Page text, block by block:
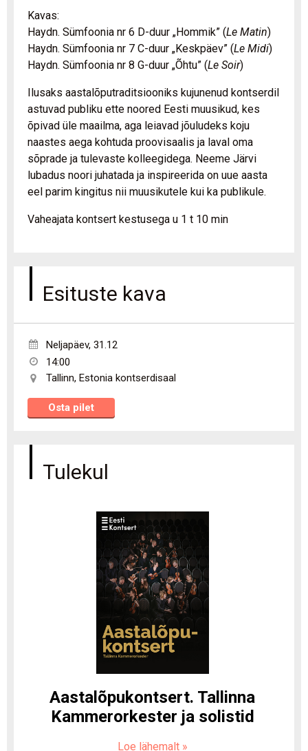
Kavas:
Haydn. Sümfoonia nr 6 D-duur „Hommik” (Le Matin)
Haydn. Sümfoonia nr 7 C-duur „Keskpäev” (Le Midi)
Haydn. Sümfoonia nr 8 G-duur „Õhtu” (Le Soir)
Ilusaks aastalõputraditsiooniks kujunenud kontserdil
astuvad publiku ette noored Eesti muusikud, kes
õpivad üle maailma, aga leiavad jõuludeks koju
naastes aega kohtuda proovisaalis ja laval oma
sõprade ja tulevaste kolleegidega. Neeme Järvi
lubadus noori juhatada ja inspireerida on uue aasta
eel parim kingitus nii muusikutele kui ka publikule.
Vaheajata kontsert kestusega u 1 t 10 min
Esituste kava
Neljapäev, 31.12
14:00
Tallinn, Estonia kontserdisaal
Osta pilet
Tulekul
Aastalõpukontsert. Tallinna
Kammerorkester ja solistid
Loe lähemalt »